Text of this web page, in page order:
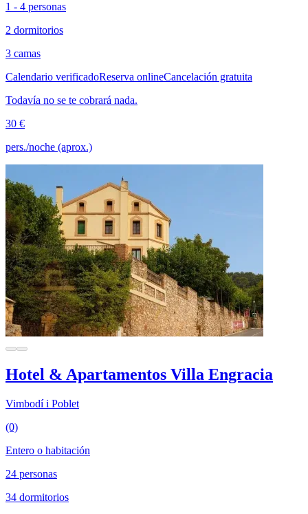
1 - 4 personas
2 dormitorios
3 camas
Calendario verificadoReserva onlineCancelación gratuita
Todavía no se te cobrará nada.
30 €
pers./noche (aprox.)
Hotel & Apartamentos Villa Engracia
Vimbodí i Poblet
(0)
Entero o habitación
24 personas
34 dormitorios